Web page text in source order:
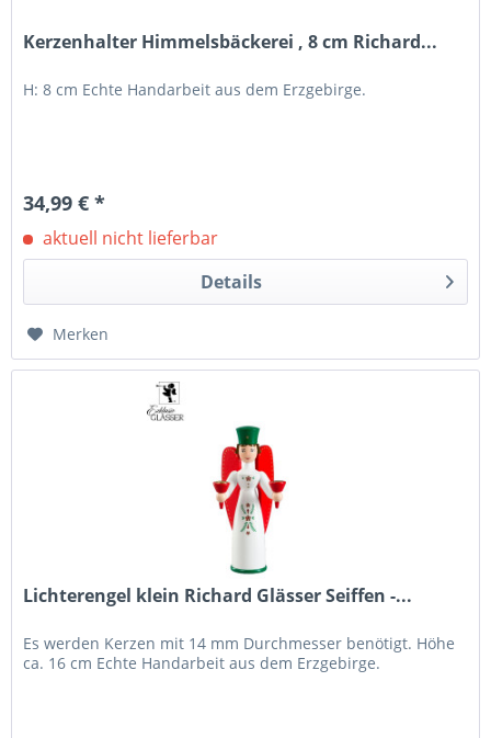
Kerzenhalter Himmelsbäckerei , 8 cm Richard...
H: 8 cm Echte Handarbeit aus dem Erzgebirge.
34,99 € *
aktuell nicht lieferbar
Details
Merken
Lichterengel klein Richard Glässer Seiffen -...
Es werden Kerzen mit 14 mm Durchmesser benötigt. Höhe
ca. 16 cm Echte Handarbeit aus dem Erzgebirge.